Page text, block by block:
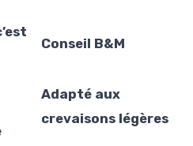
Conseil B&M
Adapté aux
crevaisons légères